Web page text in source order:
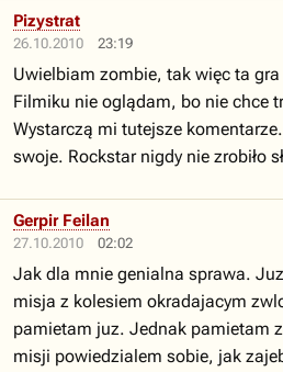
26.10.2010 23:19
Pizystrat
Uwielbiam zombie, tak więc ta
Filmiku nie oglądam, bo nie chce
Wystarczą mi tutejsze
swoje. Rockstar nigdy nie zrobiło
27.10.2010 02:02
Gerpir Feilan
Jak dla mnie genialna sprawa.
misja z kolesiem okradajacym
pamietam juz. Jednak pamietam
misji powiedzialem sobie, jak